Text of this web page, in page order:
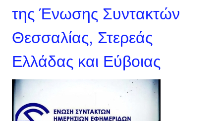
της Ένωσης Συντακτών
Θεσσαλίας, Στερεάς
Ελλάδας και Εύβοιας